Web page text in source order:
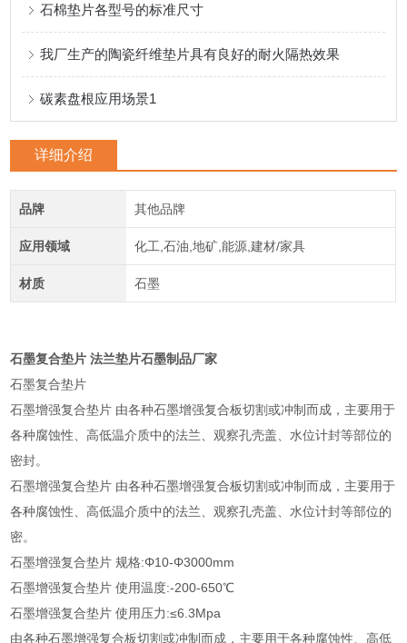
石棉垫片各型号的标准尺寸
我厂生产的陶瓷纤维垫片具有良好的耐火隔热效果
碳素盘根应用场景1
详细介绍
品牌 其他品牌
应用领域 化工,石油,地矿,能源,建材/家具
材质 石墨
石墨复合垫片 法兰垫片石墨制品厂家
石墨复合垫片
石墨增强复合垫片 由各种石墨增强复合板切割或冲制而成，主要用于
各种腐蚀性、高低温介质中的法兰、观察孔壳盖、水位计封等部位的
密封。
石墨增强复合垫片 由各种石墨增强复合板切割或冲制而成，主要用于
各种腐蚀性、高低温介质中的法兰、观察孔壳盖、水位计封等部位的
密。
石墨增强复合垫片 规格:Φ10-Φ3000mm
石墨增强复合垫片 使用温度:-200-650℃
石墨增强复合垫片 使用压力:≤6.3Mpa
由各种石墨增强复合板切割或冲制而成，主要用于各种腐蚀性、高低